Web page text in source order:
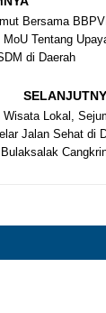
Bersama
MoU Tentang
di Daerah
Wisata Lokal,
Jalan Sehat di